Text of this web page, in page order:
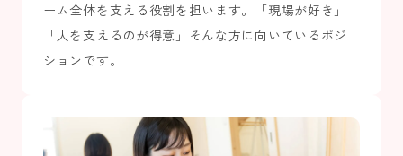
ーム全体を支える役割を担います。「現場が好き」
「人を支えるのが得意」そんな方に向いているポジ
ションです。